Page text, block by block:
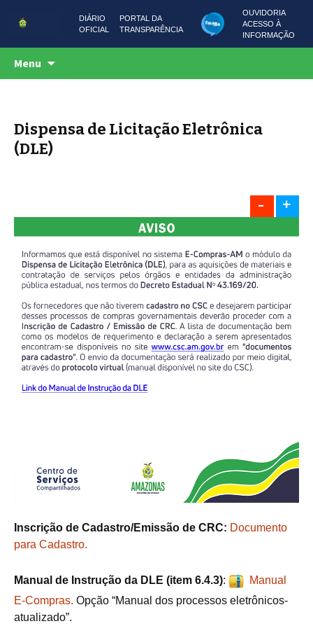
DIÁRIO
OFICIAL
PORTAL DA
TRANSPARÊNCIA
OUVIDORIA
ACESSO À
INFORMAÇÃO
CSC AMAZONAS
Centro de Serviços Compartilhados
Menu
Dispensa de Licitação Eletrônica
(DLE)
+
-
Inscrição de Cadastro/Emissão de CRC: Documento
para Cadastro.
Manual de Instrução da DLE (item 6.4.3):
Manual
E-Compras. Opção “Manual dos processos eletrônicos-
atualizado”.